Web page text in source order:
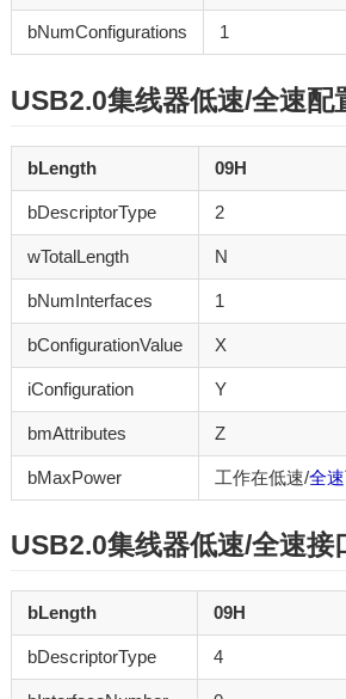
bNumConfigurations 1
USB2.0集线器低速/全速配
bLength 09H
bDescriptorType 2
wTotalLength N
bNumInterfaces 1
bConfigurationValue X
iConfiguration Y
bmAttributes Z
bMaxPower 工作在低速/全速
USB2.0集线器低速/全速接
bLength 09H
bDescriptorType 4